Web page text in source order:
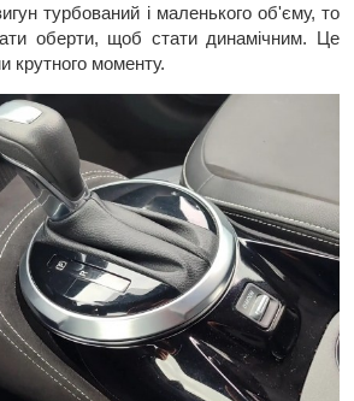
турбований і маленького об'єму, то
оберти, щоб стати динамічним. Це
крутного моменту.